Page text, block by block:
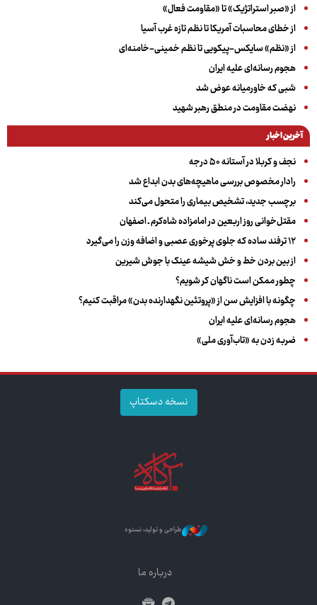
از «صبر استراتژیک» تا «مقاومت فعال»
از خطای محاسبات آمریکا تا نظم تازه غرب آسیا
از «نظم» سایکس-پیکویی تا نظم خمینی-خامنه‌ای
هجوم رسانه‌ای علیه ایران
شبی که خاورمیانه عوض شد
نهضت مقاومت در منطق رهبر شهید
آخرین اخبار
نجف و کربلا در آستانه ۵۰ درجه
رادار مخصوص بررسی ماهیچه‌های بدن ابداع شد
برچسب جدید، تشخیص بیماری را متحول می‌کند
مقتل‌خوانی روز اربعین در امامزاده شاه‌کرم ـ اصفهان
۱۲ ترفند ساده که جلوی پرخوری عصبی و اضافه ‌وزن را می‌گیرد
از بین بردن خط و خش شیشه عینک با جوش شیرین
چطور ممکن است ناگهان کر شویم؟
چگونه با افزایش سن از «پروتئین نگهدارنده بدن» مراقبت کنیم؟
هجوم رسانه‌ای علیه ایران
ضربه زدن به «تاب‌آوری ملی»
نسخه دسکتاپ
طراحی و تولید: نستوه
درباره ما